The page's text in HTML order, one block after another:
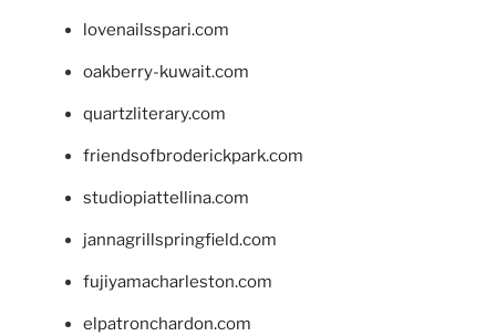
lovenailsspari.com
oakberry-kuwait.com
quartzliterary.com
friendsofbroderickpark.com
studiopiattellina.com
jannagrillspringfield.com
fujiyamacharleston.com
elpatronchardon.com